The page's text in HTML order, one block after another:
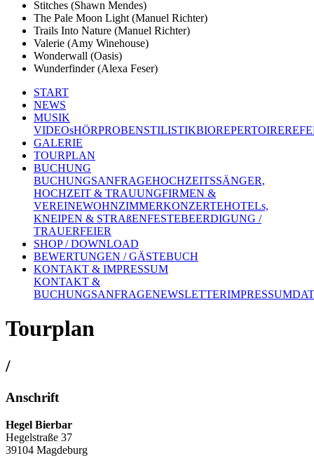
Stitches (Shawn Mendes)
The Pale Moon Light (Manuel Richter)
Trails Into Nature (Manuel Richter)
Valerie (Amy Winehouse)
Wonderwall (Oasis)
Wunderfinder (Alexa Feser)
START
NEWS
MUSIK
VIDEOsHÖRPROBENSTILISTIKBIOREPERTOIRE
GALERIE
TOURPLAN
BUCHUNG
BUCHUNGSANFRAGEHOCHZEITSSÄNGER,
HOCHZEIT & TRAUUNGFIRMEN &
VEREINEWOHNZIMMERKONZERTEHOTELs,
KNEIPEN & STRAßENFESTEBEERDIGUNG /
TRAUERFEIER
SHOP / DOWNLOAD
BEWERTUNGEN / GÄSTEBUCH
KONTAKT & IMPRESSUM
KONTAKT &
BUCHUNGSANFRAGENEWSLETTERIMPRESSUM
Tourplan
/
Anschrift
Hegel Bierbar
Hegelstraße 37
39104 Magdeburg